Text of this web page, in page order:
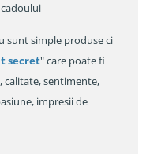
sunt simple produse ci
secret" care poate fi
calitate, sentimente,
impresii de